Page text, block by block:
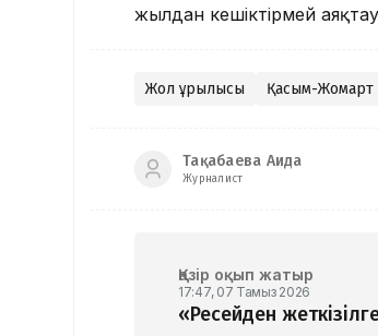
жылдан кешіктірмей
Жол құрылысы Қасым-Жомарт
Тақабаева Аида
Журналист
Қазір оқып жатыр
17:47, 07 Тамыз 2026
«Ресейден